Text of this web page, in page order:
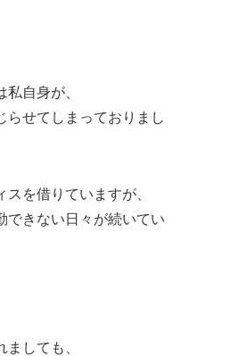
私自身が、
らせてしまっておりまし
スを借りていますが、
できない日々が続いてい
ましても、